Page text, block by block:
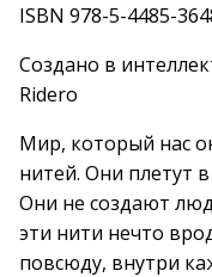
ISBN 978-5-4485-
Создано в
Ridero
Мир, который нас
нитей. Они плетут
Они не создают
эти нити нечто
повсюду, внутри